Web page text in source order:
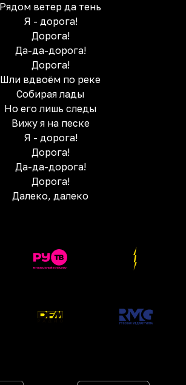
Рядом ветер да тень
Я - дорога!
Дорога!
Да-да-дорога!
Дорога!
Шли вдвоём по реке
Собирая лады
Но его лишь следы
Вижу я на песке
Я - дорога!
Дорога!
Да-да-дорога!
Дорога!
Далеко, далеко